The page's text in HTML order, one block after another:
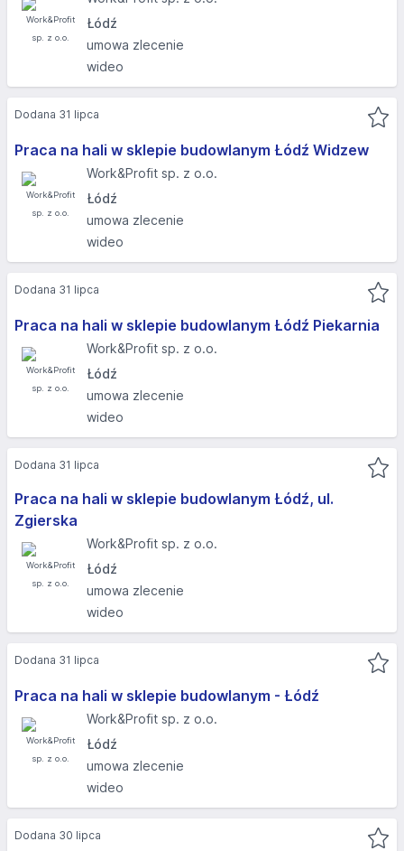
Łódź
umowa zlecenie
wideo
Praca na hali w sklepie budowlanym Łódź Widzew
Work&Profit sp. z o.o.
Łódź
umowa zlecenie
wideo
Dodana 31 lipca
Praca na hali w sklepie budowlanym Łódź Piekarnia
Work&Profit sp. z o.o.
Łódź
umowa zlecenie
wideo
Dodana 31 lipca
Praca na hali w sklepie budowlanym Łódź, ul.
Zgierska
Work&Profit sp. z o.o.
Łódź
umowa zlecenie
wideo
Dodana 31 lipca
Praca na hali w sklepie budowlanym - Łódź
Work&Profit sp. z o.o.
Łódź
umowa zlecenie
wideo
Dodana 31 lipca
Dodana 30 lipca